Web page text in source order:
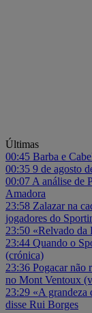
Últimas
00:45 Barba e
00:35 9 de agosto
00:07 A análise de
Amadora
23:58 Zalazar na
jogadores do
23:50 «Relvado da
23:44 Quando o
(crónica)
23:36 Pogacar não
no Mont Ventoux
23:29 «A grandeza
disse Rui Borges